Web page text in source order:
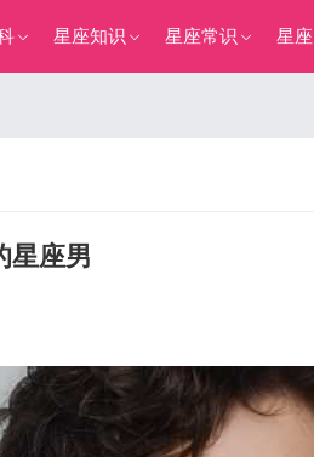
星座知识 星座常识 星
星座男